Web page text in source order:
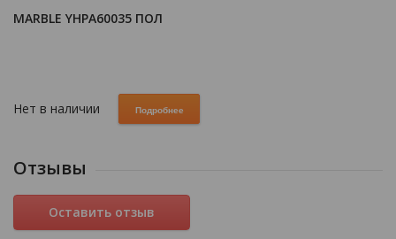
MARBLE YHPA60035 ПОЛ
Нет в наличии Подробнее
Отзывы
Оставить отзыв